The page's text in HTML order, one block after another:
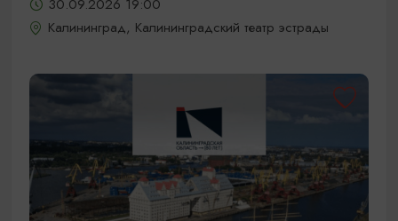
30.09.2026 19:00
Калининград, Калининградский театр эстрады